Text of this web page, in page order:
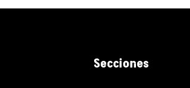
Secciones